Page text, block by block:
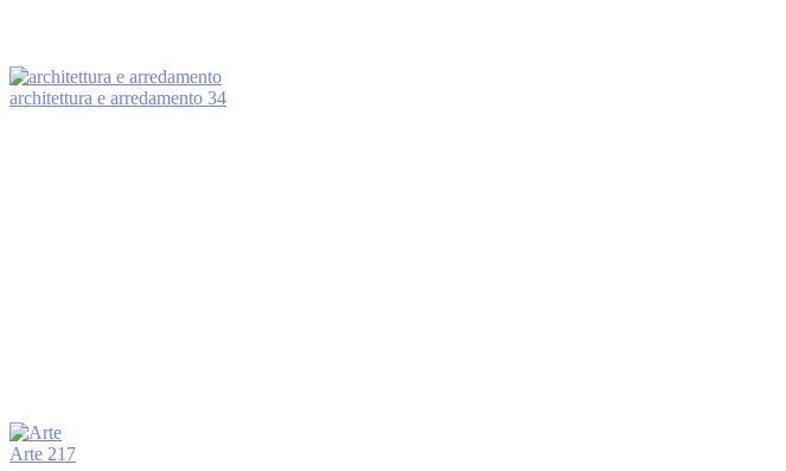
architettura e arredamento 34
Arte 217